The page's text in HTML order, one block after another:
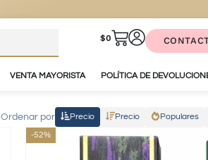
$0
VENTA MAYORISTA POLÍTICA DE
Ordenar por Precio Precio Populares
-52%